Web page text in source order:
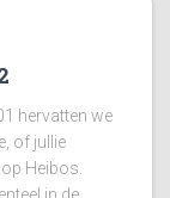
hervatten we
of jullie
Heibos.